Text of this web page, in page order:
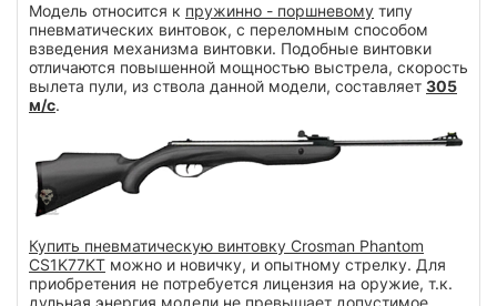
Модель относится к пружинно - поршневому типу
пневматических винтовок, с переломным способом
взведения механизма винтовки. Подобные винтовки
отличаются повышенной мощностью выстрела, скорость
вылета пули, из ствола данной модели, составляет 305
м/с.
Купить пневматическую винтовку Crosman Phantom
СS1K77KT можно и новичку, и опытному стрелку. Для
приобретения не потребуется лицензия на оружие, т.к.